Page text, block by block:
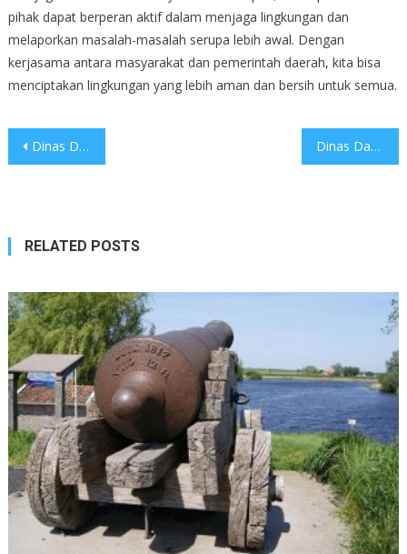
pihak dapat berperan aktif dalam menjaga lingkungan dan
melaporkan masalah-masalah serupa lebih awal. Dengan
kerjasama antara masyarakat dan pemerintah daerah, kita bisa
menciptakan lingkungan yang lebih aman dan bersih untuk semua.
Post
Dinas Damkar Lampung Timur Gelar Rescue di Kantor Camat Dinas Damkar Lampung Timur Padamkan Kebakaran di Masjid
RELATED POSTS